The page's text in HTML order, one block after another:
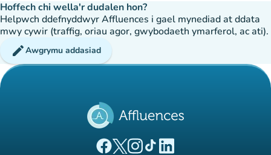
Hoffech chi wella'r dudalen hon?
Helpwch ddefnyddwyr Affluences i gael mynediad at ddata
mwy cywir (traffig, oriau agor, gwybodaeth ymarferol, ac ati).
editAwgrymu addasiad
(tab newydd)
(tab newydd)
(tab newydd)
(tab newydd)